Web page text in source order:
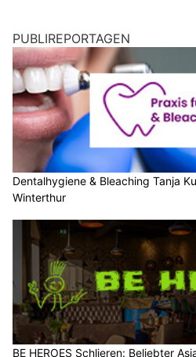
PUBLIREPORTAGEN
Dentalhygiene & Bleaching Tanja
Winterthur
BE HEROES Schlieren: Beliebter